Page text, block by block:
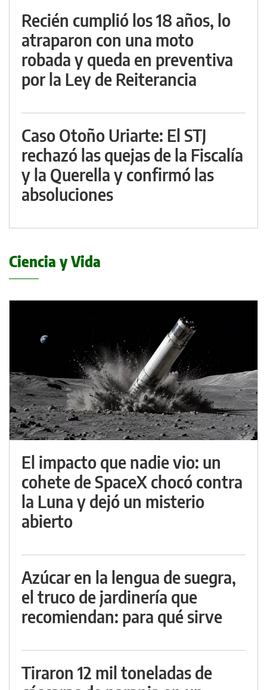
Recién cumplió los 18 años, lo
atraparon con una moto
robada y queda en preventiva
por la Ley de Reiterancia
Caso Otoño Uriarte: El STJ
rechazó las quejas de la Fiscalía
y la Querella y confirmó las
absoluciones
Ciencia y Vida
El impacto que nadie vio: un
cohete de SpaceX chocó contra
la Luna y dejó un misterio
abierto
Azúcar en la lengua de suegra,
el truco de jardinería que
recomiendan: para qué sirve
Tiraron 12 mil toneladas de